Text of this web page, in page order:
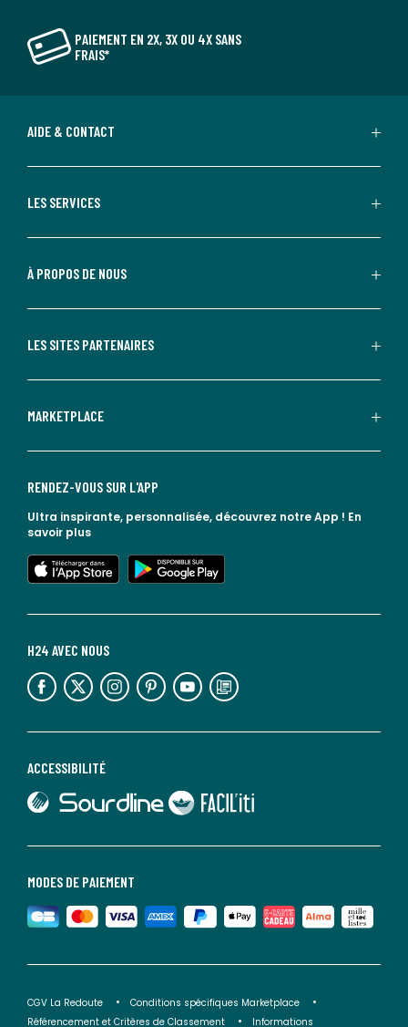
PAIEMENT EN 2X, 3X OU 4X SANS
FRAIS*
AIDE & CONTACT
LES SERVICES
À PROPOS DE NOUS
LES SITES PARTENAIRES
MARKETPLACE
MODES DE PAIEMENT
ACCESSIBILITÉ
lien vers Sourdline
lien vers Faciliti
H24 AVEC NOUS
lien vers l'espace réseaux sociaux lien vers l'espace réseaux sociaux lien vers l'espace réseaux sociaux lien vers l'espace réseaux sociaux lien vers l'espace réseaux sociaux lien vers le blog la redoute
RENDEZ-VOUS SUR L'APP
Ultra inspirante, personnalisée, découvrez notre App ! En
savoir plus
lien vers l'app store
lien vers google play
CGV La Redoute
Conditions spécifiques Marketplace
Référencement et Critères de Classement
Informations